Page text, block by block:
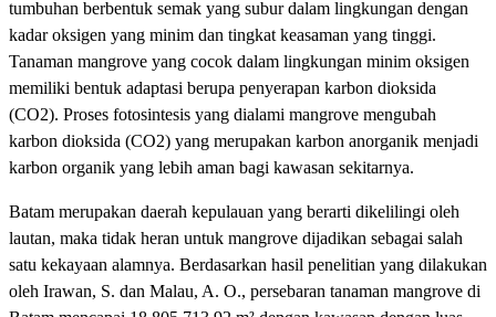
tumbuhan berbentuk semak yang subur dalam lingkungan dengan
kadar oksigen yang minim dan tingkat keasaman yang tinggi.
Tanaman mangrove yang cocok dalam lingkungan minim oksigen
memiliki bentuk adaptasi berupa penyerapan karbon dioksida
(CO2). Proses fotosintesis yang dialami mangrove mengubah
karbon dioksida (CO2) yang merupakan karbon anorganik menjadi
karbon organik yang lebih aman bagi kawasan sekitarnya.
Batam merupakan daerah kepulauan yang berarti dikelilingi oleh
lautan, maka tidak heran untuk mangrove dijadikan sebagai salah
satu kekayaan alamnya. Berdasarkan hasil penelitian yang dilakukan
oleh Irawan, S. dan Malau, A. O., persebaran tanaman mangrove di